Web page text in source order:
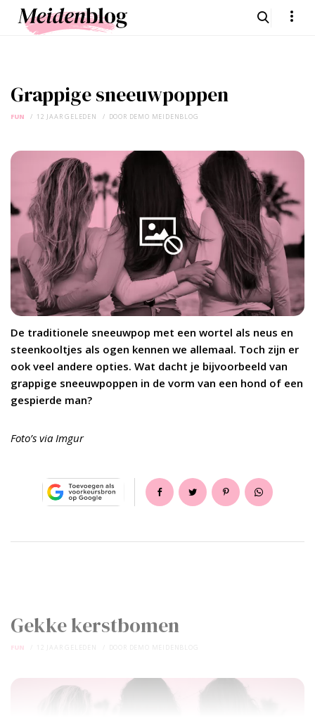
Grappige sneeuwpoppen
FUN 12 JAAR GELEDEN DOOR DEMO MEIDENBLOG
De traditionele sneeuwpop met een wortel als neus en
steenkooltjes als ogen kennen we allemaal. Toch zijn er
ook veel andere opties. Wat dacht je bijvoorbeeld van
grappige sneeuwpoppen in de vorm van een hond of een
gespierde man?
Foto’s via Imgur
Gekke kerstbomen
FUN